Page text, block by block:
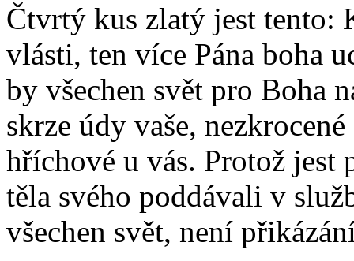
Čtvrtý kus zlatý jest tento:
vlásti, ten více Pána boha
by všechen svět pro Boha
skrze údy vaše,
hříchové u vás. Protož
těla svého poddávali v
všechen svět, není